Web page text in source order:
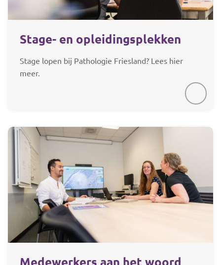
Stage- en opleidingsplekken
Stage lopen bij Pathologie Friesland? Lees hier
meer.
Medewerkers aan het woord